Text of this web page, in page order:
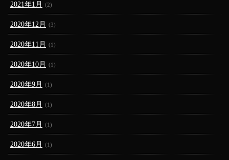
2021年1月 (2)
2020年12月 (3)
2020年11月 (1)
2020年10月 (1)
2020年9月 (1)
2020年8月 (1)
2020年7月 (1)
2020年6月 (1)